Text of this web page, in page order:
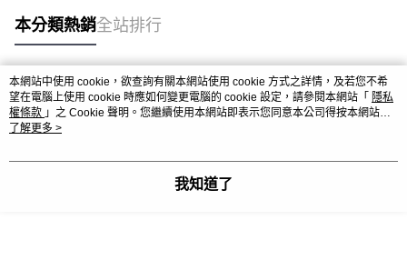
本分類熱銷全站排行
熱門標籤
本網站中使用 cookie，欲查詢有關本網站使用 cookie 方式之詳情，及若您不希
望在電腦上使用 cookie 時應如何變更電腦的 cookie 設定，請參閱本網站「 隱私
權條款 」之 Cookie 聲明。您繼續使用本網站即表示您同意本公司得按本網站使
用條款之 Cookie 聲明使用 cookie。
了解更多 >
我知道了